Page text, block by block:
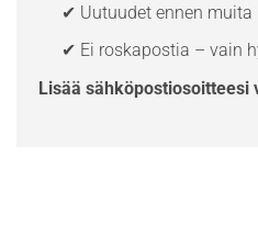
✔ Uutuudet ennen muita
✔ Ei roskapostia – vain
Lisää sähköpostiosoitteesi